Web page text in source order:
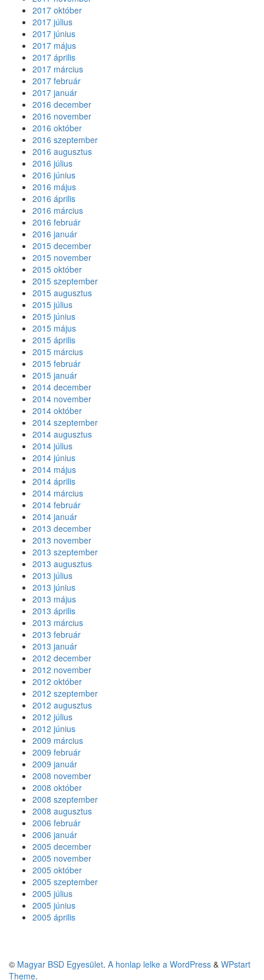
2017 október
2017 július
2017 június
2017 május
2017 április
2017 március
2017 február
2017 január
2016 december
2016 november
2016 október
2016 szeptember
2016 augusztus
2016 július
2016 június
2016 május
2016 április
2016 március
2016 február
2016 január
2015 december
2015 november
2015 október
2015 szeptember
2015 augusztus
2015 július
2015 június
2015 május
2015 április
2015 március
2015 február
2015 január
2014 december
2014 november
2014 október
2014 szeptember
2014 augusztus
2014 július
2014 június
2014 május
2014 április
2014 március
2014 február
2014 január
2013 december
2013 november
2013 szeptember
2013 augusztus
2013 július
2013 június
2013 május
2013 április
2013 március
2013 február
2013 január
2012 december
2012 november
2012 október
2012 szeptember
2012 augusztus
2012 július
2012 június
2009 március
2009 február
2009 január
2008 november
2008 október
2008 szeptember
2008 augusztus
2006 február
2006 január
2005 december
2005 november
2005 október
2005 szeptember
2005 július
2005 június
2005 április
© Magyar BSD Egyesület. A honlap lelke a WordPress & WPstart
Theme.